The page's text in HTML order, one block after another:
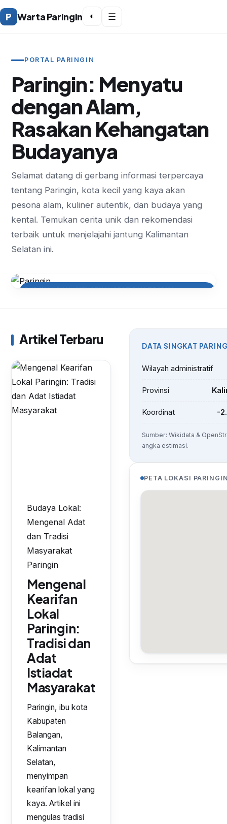
P Warta Paringin ◐ ☰
PORTAL PARINGIN
Paringin: Menyatu
dengan Alam,
Rasakan Kehangatan
Budayanya
Selamat datang di gerbang informasi terpercaya
tentang Paringin, kota kecil yang kaya akan
pesona alam, kuliner autentik, dan budaya yang
kental. Temukan cerita unik dan rekomendasi
terbaik untuk menjelajahi jantung Kalimantan
Selatan ini.
BUDAYA LOKAL: MENGENAL ADAT DAN TRADISI
Masyarakat
Artikel Terbaru
Budaya Lokal:
Mengenal Adat
dan Tradisi
Masyarakat
Paringin
Mengenal
Kearifan
Lokal
Paringin:
Tradisi dan
Adat
Istiadat
Masyarakat
Paringin, ibu kota
Kabupaten
Balangan,
Kalimantan
Selatan,
menyimpan
kearifan lokal yang
kaya. Artikel ini
mengulas tradisi
DATA SINGKAT
Wilayah administratif
Provinsi
Koordinat -
Sumber: Wikidata &
angka estimasi.
PETA LOKASI